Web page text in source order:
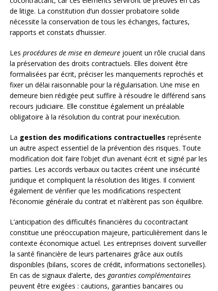
de litige. La constitution d’un dossier probatoire solide
nécessite la conservation de tous les échanges, factures,
rapports et constats d’huissier.
Les procédures de mise en demeure jouent un rôle crucial dans
la préservation des droits contractuels. Elles doivent être
formalisées par écrit, préciser les manquements reprochés et
fixer un délai raisonnable pour la régularisation. Une mise en
demeure bien rédigée peut suffire à résoudre le différend sans
recours judiciaire. Elle constitue également un préalable
obligatoire à la résolution du contrat pour inexécution.
La gestion des modifications contractuelles représente
un autre aspect essentiel de la prévention des risques. Toute
modification doit faire l’objet d’un avenant écrit et signé par les
parties. Les accords verbaux ou tacites créent une insécurité
juridique et compliquent la résolution des litiges. Il convient
également de vérifier que les modifications respectent
l’économie générale du contrat et n’altèrent pas son équilibre.
L’anticipation des difficultés financières du cocontractant
constitue une préoccupation majeure, particulièrement dans le
contexte économique actuel. Les entreprises doivent surveiller
la santé financière de leurs partenaires grâce aux outils
disponibles (bilans, scores de crédit, informations sectorielles).
En cas de signaux d’alerte, des garanties complémentaires
peuvent être exigées : cautions, garanties bancaires ou